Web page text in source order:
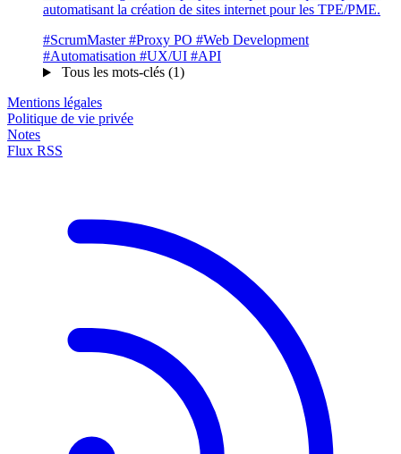
automatisant la création de sites internet pour les TPE/PME.
#ScrumMaster #Proxy PO #Web Development
#Automatisation #UX/UI #API
Tous les mots-clés (1)
Mentions légales
Politique de vie privée
Notes
Flux RSS